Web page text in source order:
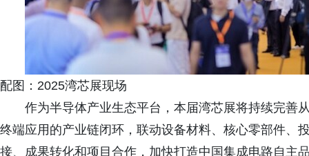
配图：2025湾芯展现场
作为半导体产业生态平台，本届湾芯展将持续完善
终端应用的产业链闭环，联动设备材料、核心零部件、
接、成果转化和项目合作，加快打造中国集成电路自主